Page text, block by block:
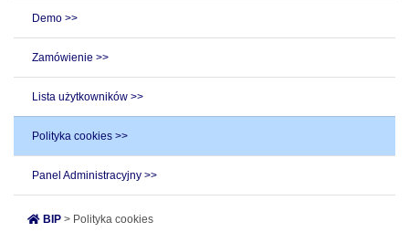
Demo >>
Zamówienie >>
Lista użytkowników >>
Polityka cookies >>
Panel Administracyjny >>
BIP > Polityka cookies